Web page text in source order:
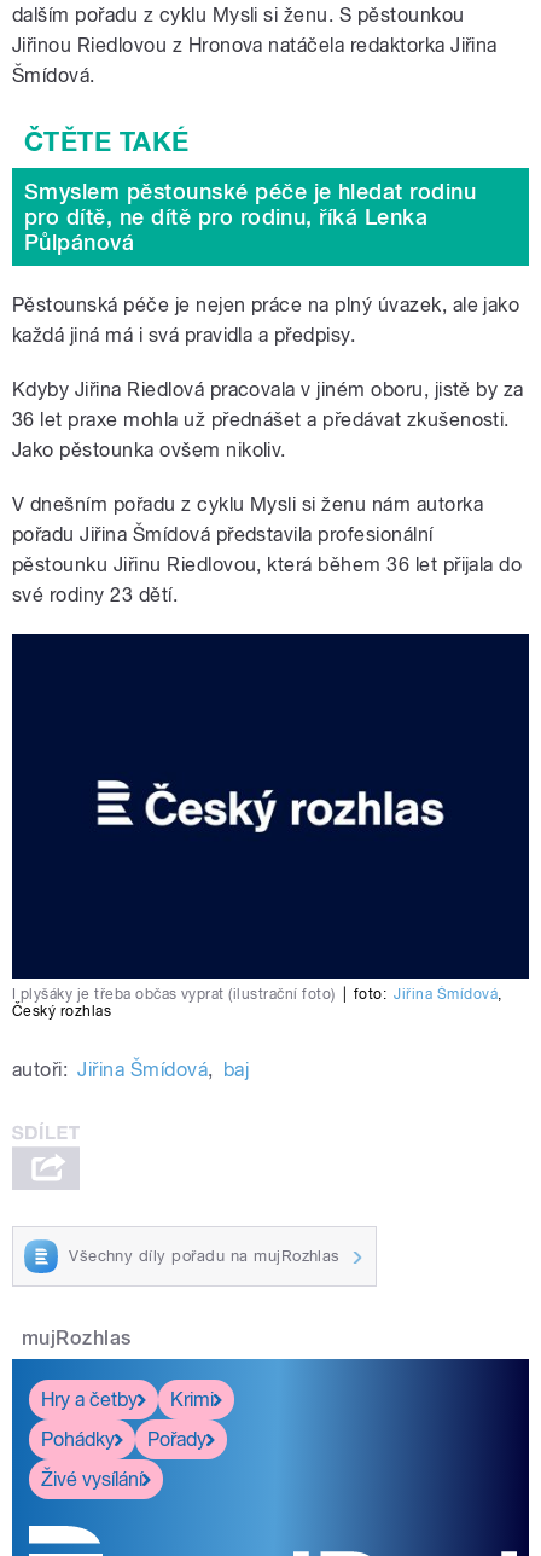
dalším pořadu z cyklu Mysli si ženu. S pěstounkou
Jiřinou Riedlovou z Hronova natáčela redaktorka Jiřina
Šmídová.
Smyslem pěstounské péče je hledat rodinu
pro dítě, ne dítě pro rodinu, říká Lenka
Půlpánová
Pěstounská péče je nejen práce na plný úvazek, ale jako
každá jiná má i svá pravidla a předpisy.
Kdyby Jiřina Riedlová pracovala v jiném oboru, jistě by za
36 let praxe mohla už přednášet a předávat zkušenosti.
Jako pěstounka ovšem nikoliv.
V dnešním pořadu z cyklu Mysli si ženu nám autorka
pořadu Jiřina Šmídová představila profesionální
pěstounku Jiřinu Riedlovou, která během 36 let přijala do
své rodiny 23 dětí.
I plyšáky je třeba občas vyprat (ilustrační foto) foto: Jiřina Šmídová,
Český rozhlas
autoři: Jiřina Šmídová, baj
Všechny díly pořadu na mujRozhlas
mujRozhlas
Hry a četby
Krimi
Pohádky
Pořady
Živé vysílání